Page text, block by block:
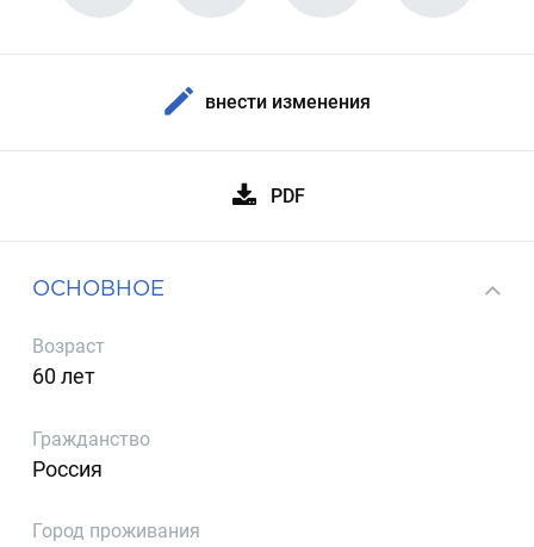
внести изменения
PDF
ОСНОВНОЕ
Возраст
60 лет
Гражданство
Россия
Город проживания